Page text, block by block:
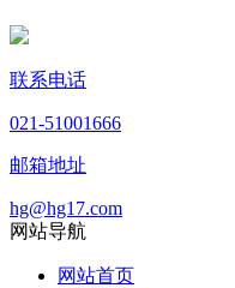
联系电话
021-51001666
邮箱地址
hg@hg17.com
网站导航
网站首页